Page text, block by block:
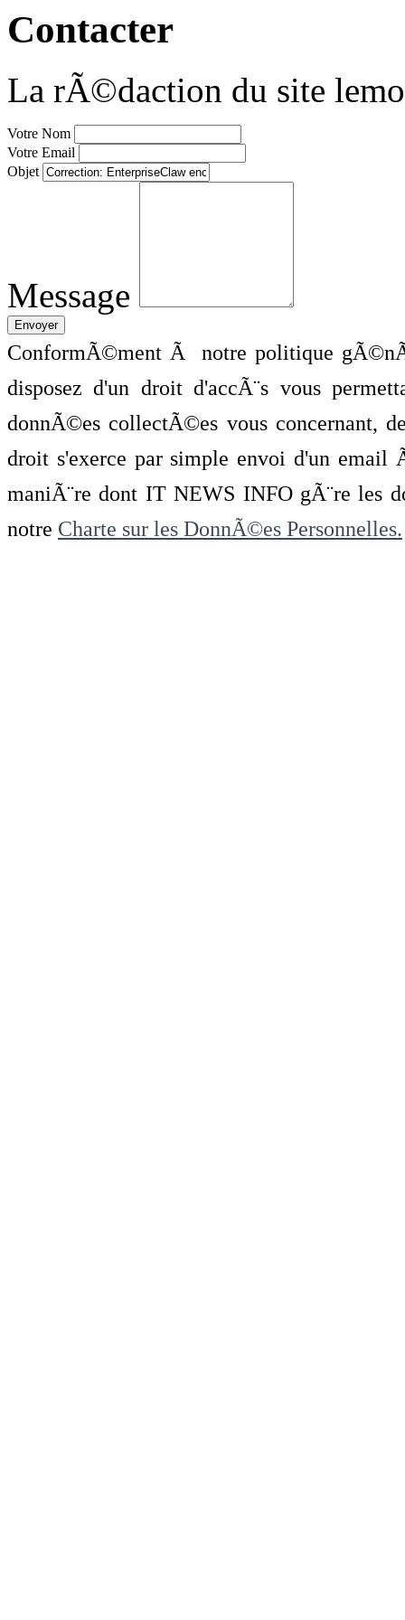
Contacter
La rÃ©daction du site
Votre Nom
Votre Email
Objet
Message
ConformÃ©ment Ã notre politique
disposez d'un droit d'accÃ¨s vous
donnÃ©es collectÃ©es vous concernant,
droit s'exerce par simple envoi d'un
maniÃ¨re dont IT NEWS INFO gÃ¨re les
notre Charte sur les DonnÃ©es Personnelles.